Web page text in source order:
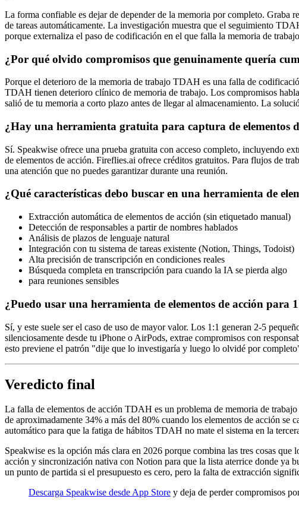
La forma confiable es dejar de depender de la memoria por completo. Graba
de tareas automáticamente. La investigación muestra que el seguimiento
porque externaliza el paso de codificación en el que falla la memoria de
¿Por qué olvido compromisos que genuinamente quería
Porque el deterioro de la memoria de trabajo TDAH es una falla de
TDAH tienen deterioro clínico de memoria de trabajo. Los compromisos
salió de tu memoria a corto plazo antes de llegar al almacenamiento. La
¿Hay una herramienta gratuita para captura de elementos
Sí. Speakwise ofrece una prueba gratuita con acceso completo, incluyendo
de elementos de acción. Fireflies.ai ofrece créditos gratuitos. Para flujos de
una atención que no puedes garantizar durante una reunión.
¿Qué características debo buscar en una herramienta de
Extracción automática de elementos de acción (sin etiquetado manual)
Detección de responsables a partir de nombres hablados
Análisis de plazos de lenguaje natural
Integración con tu sistema de tareas existente (Notion, Things, Todoist)
Alta precisión de transcripción en condiciones reales
Búsqueda completa en transcripción para cuando la IA se pierda algo
para reuniones sensibles
¿Puedo usar una herramienta de elementos de acción para
Sí, y este suele ser el caso de uso de mayor valor. Los 1:1 generan 2-5
silenciosamente desde tu iPhone o AirPods, extrae compromisos con
esto previene el patrón "dije que lo investigaría y luego lo olvidé por
Veredicto final
La falla de elementos de acción TDAH es un problema de memoria de
de aproximadamente 34% a más del 80% cuando los elementos de acción
automático para que la fatiga de hábitos TDAH no mate el sistema en la
Speakwise es la opción más clara en 2026 porque combina las tres cosas
acción y sincronización nativa con Notion para que la lista aterrice donde ya
un punto de partida si el presupuesto es cero, pero la falta de extracción
Descarga Speakwise desde App Store y deja de perder compromisos